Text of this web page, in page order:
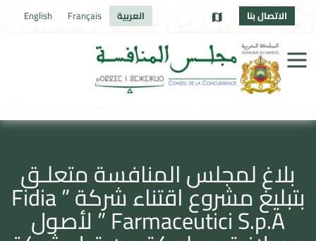
الاتصال بنا العربية Français
English
بلاغ لمجلس المنافسة متعلـق
بتبليغ مشروع اقتناء شركة ” Fidia
Farmaceutici S.p.A ” لأصول